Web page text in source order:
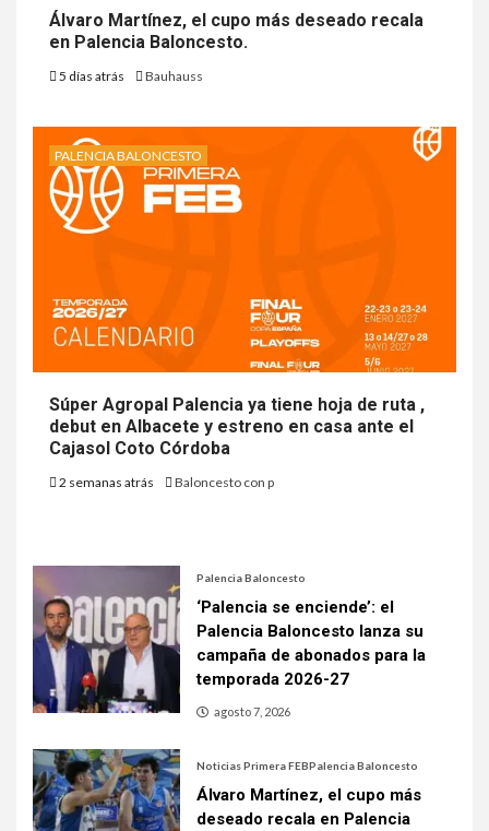
Álvaro Martínez, el cupo más deseado recala
en Palencia Baloncesto.
5 días atrás Bauhauss
PALENCIA BALONCESTO
Súper Agropal Palencia ya tiene hoja de ruta ,
debut en Albacete y estreno en casa ante el
Cajasol Coto Córdoba
2 semanas atrás Baloncesto con p
Palencia Baloncesto
‘Palencia se enciende’: el
Palencia Baloncesto lanza su
campaña de abonados para la
temporada 2026-27
agosto 7, 2026
Noticias Primera FEBPalencia Baloncesto
Álvaro Martínez, el cupo más
deseado recala en Palencia